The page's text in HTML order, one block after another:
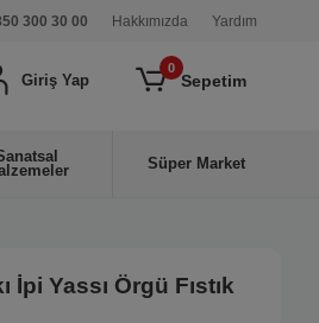
300 30 00 Hakkımızda Yardım
Giriş Yap
0
Sepetim
Süper Market
İpi Yassı Örgü Fıstık